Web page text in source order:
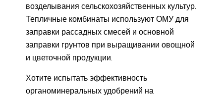
возделывания сельскохозяйственных культур.
Тепличные комбинаты используют ОМУ для
заправки рассадных смесей и основной
заправки грунтов при выращивании овощной
и цветочной продукции.
Хотите испытать эффективность
органоминеральных удобрений на